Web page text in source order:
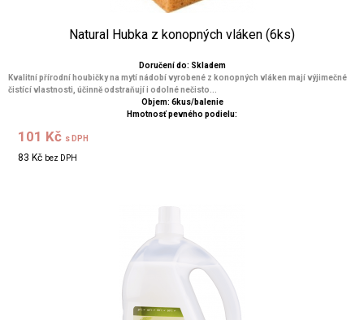
Natural Hubka z konopných vláken (6ks)
Doručení do: Skladem
Kvalitní přírodní houbičky na mytí nádobí vyrobené z konopných vláken mají výjimečné
čistící vlastnosti, účinně odstraňují i odolné nečisto...
Objem: 6kus/balenie
Hmotnosť pevného podielu:
101 Kč s DPH
83 Kč bez DPH